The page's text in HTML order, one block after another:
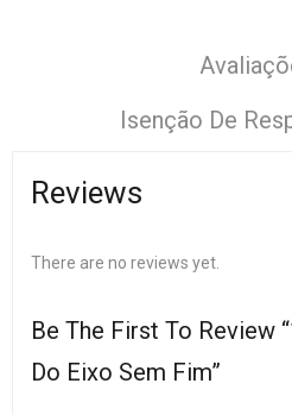
Isenção De
Reviews
There are no reviews yet.
Be The First To Review
Do Eixo Sem Fim”